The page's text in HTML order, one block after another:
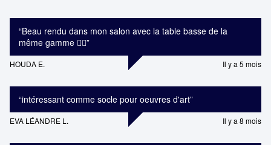
“Beau rendu dans mon salon avec la table basse de la
même gamme 👍🏼”
HOUDA E. Il y a 5 mois
“intéressant comme socle pour oeuvres d'art”
EVA LÉANDRE L. Il y a 8 mois